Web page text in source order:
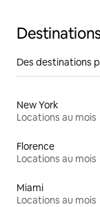
Des destinations
New York
Locations au mois
Florence
Locations au mois
Miami
Locations au mois